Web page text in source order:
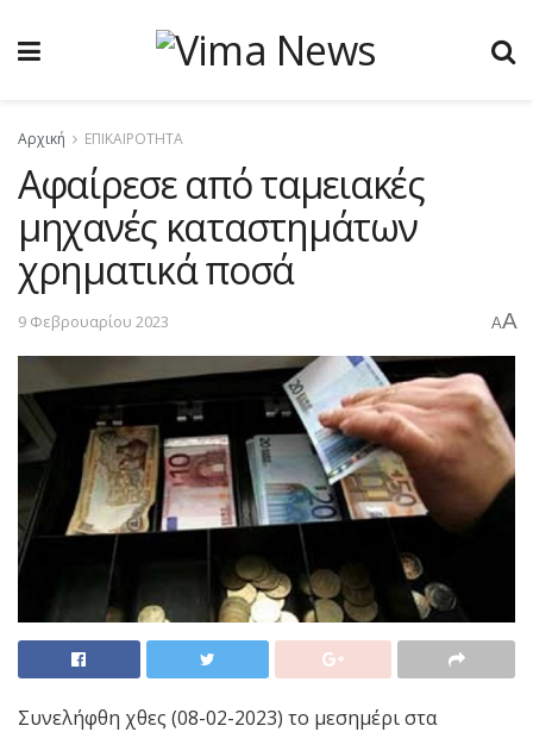
Αρχική ΕΠΙΚΑΙΡΟΤΗΤΑ
Aφαίρεσε από ταμειακές
μηχανές καταστημάτων
χρηματικά ποσά
9 Φεβρουαρίου 2023 AA
Συνελήφθη χθες (08-02-2023) το μεσημέρι στα